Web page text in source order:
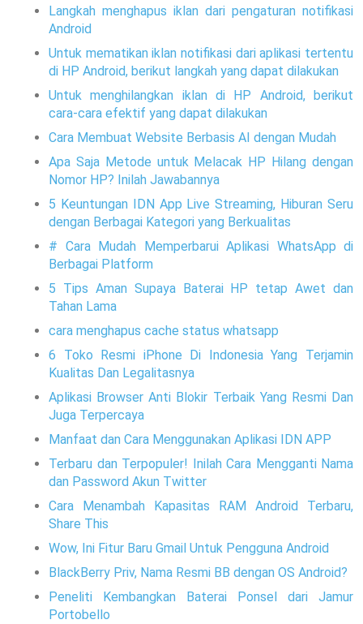
Langkah menghapus iklan dari pengaturan notifikasi
Android
Untuk mematikan iklan notifikasi dari aplikasi tertentu
di HP Android, berikut langkah yang dapat dilakukan
Untuk menghilangkan iklan di HP Android, berikut
cara-cara efektif yang dapat dilakukan
Cara Membuat Website Berbasis AI dengan Mudah
Apa Saja Metode untuk Melacak HP Hilang dengan
Nomor HP? Inilah Jawabannya
5 Keuntungan IDN App Live Streaming, Hiburan Seru
dengan Berbagai Kategori yang Berkualitas
# Cara Mudah Memperbarui Aplikasi WhatsApp di
Berbagai Platform
5 Tips Aman Supaya Baterai HP tetap Awet dan
Tahan Lama
cara menghapus cache status whatsapp
6 Toko Resmi iPhone Di Indonesia Yang Terjamin
Kualitas Dan Legalitasnya
Aplikasi Browser Anti Blokir Terbaik Yang Resmi Dan
Juga Terpercaya
Manfaat dan Cara Menggunakan Aplikasi IDN APP
Terbaru dan Terpopuler! Inilah Cara Mengganti Nama
dan Password Akun Twitter
Cara Menambah Kapasitas RAM Android Terbaru,
Share This
Wow, Ini Fitur Baru Gmail Untuk Pengguna Android
BlackBerry Priv, Nama Resmi BB dengan OS Android?
Peneliti Kembangkan Baterai Ponsel dari Jamur
Portobello